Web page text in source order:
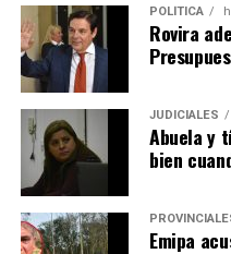
El día más complicado para la
entre los testigos citados
dos vecinas que
“descuido” en que
la adolescente vivía a su
“La veíamos mucho tiempo
solo con pañal y muerta de
puertas cerradas y Belén
POLÍTICA
Rovira
JUDICIALES
Abuela y
bien
Emipa